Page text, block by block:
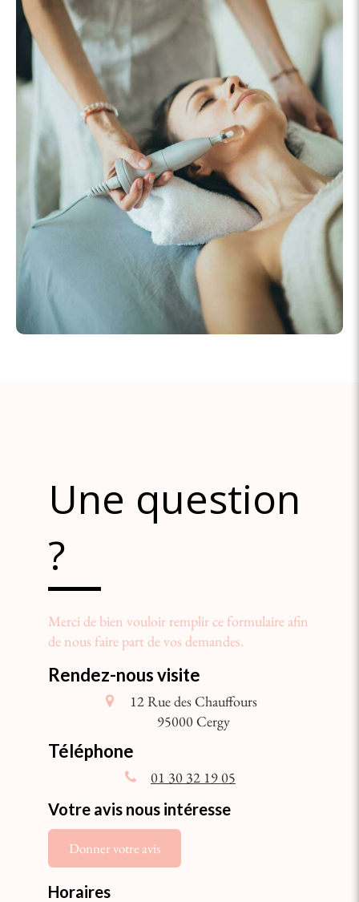
Une question
?
Merci de bien vouloir remplir ce formulaire afin
de nous faire part de vos demandes.
Rendez-nous visite
12 Rue des Chauffours
95000Cergy
Téléphone
01 30 32 19 05
Votre avis nous intéresse
Donner votre avis
Horaires